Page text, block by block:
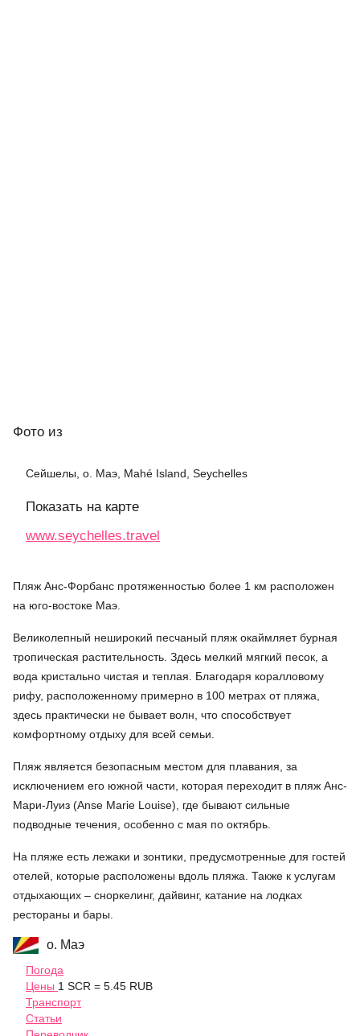
Фото из
Сейшелы, о. Маэ, Mahé Island, Seychelles
Показать на карте
www.seychelles.travel
Пляж Анс-Форбанс протяженностью более 1 км расположен
на юго-востоке Маэ.
Великолепный неширокий песчаный пляж окаймляет бурная
тропическая растительность. Здесь мелкий мягкий песок, а
вода кристально чистая и теплая. Благодаря коралловому
рифу, расположенному примерно в 100 метрах от пляжа,
здесь практически не бывает волн, что способствует
комфортному отдыху для всей семьи.
Пляж является безопасным местом для плавания, за
исключением его южной части, которая переходит в пляж Анс-
Мари-Луиз (Anse Marie Louise), где бывают сильные
подводные течения, особенно с мая по октябрь.
На пляже есть лежаки и зонтики, предусмотренные для гостей
отелей, которые расположены вдоль пляжа. Также к услугам
отдыхающих – сноркелинг, дайвинг, катание на лодках
рестораны и бары.
о. Маэ
Погода
Цены 1 SCR = 5.45 RUB
Транспорт
Статьи